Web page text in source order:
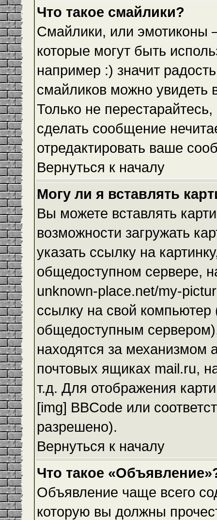
Что такое смайлики?
Смайлики, или эмотиконы
которые могут быть
например :) значит
смайликов можно
Только не
сделать сообщение
отредактировать ваше
Вернуться к началу
Могу ли я вставлять
Вы можете вставлять
возможности загружать
указать ссылку на
общедоступном сервере,
unknown-place.net/my-
ссылку на свой компьютер
общедоступным
находятся за механизмом
почтовых ящиках mail.ru,
т.д. Для отображения
[img] BBCode или
разрешено).
Вернуться к началу
Что такое
Объявление чаще всего
которую вы должны